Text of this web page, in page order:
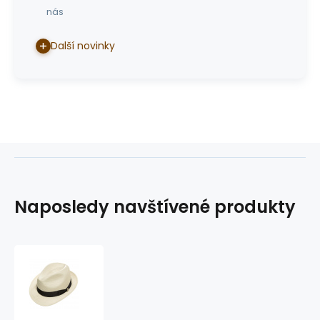
nás
Další novinky
Naposledy navštívené produkty